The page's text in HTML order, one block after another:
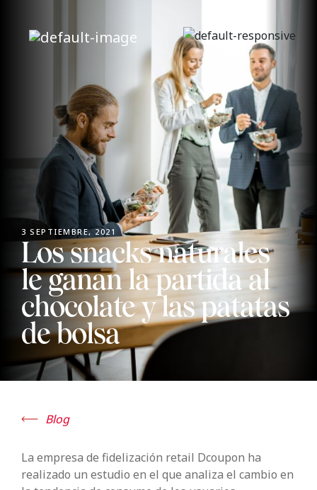
3 SEPTIEMBRE, 2021
Los snacks naturales
le ganan la partida al
chocolate y las patatas
de bolsa
Blog
La empresa de fidelización retail Dcoupon ha
realizado un estudio en el que analiza el cambio en